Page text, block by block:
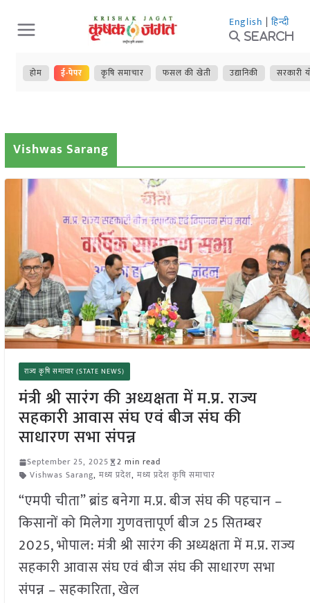
Skip
to
content
English | हिन्दी
Search
होम ई-पेपर कृषि समाचार फसल की खेती उद्यानिकी सरकारी
Vishwas Sarang
राज्य कृषि समाचार (STATE NEWS)
मंत्री श्री सारंग की अध्यक्षता में म.प्र. राज्य
सहकारी आवास संघ एवं बीज संघ की
साधारण सभा संपन्न
September 25, 2025
2 min read
Vishwas Sarang, मध्य प्रदेश, मध्य प्रदेश कृषि समाचार
“एमपी चीता” ब्रांड बनेगा म.प्र. बीज संघ की पहचान –
किसानों को मिलेगा गुणवत्तापूर्ण बीज 25 सितम्बर
2025, भोपाल: मंत्री श्री सारंग की अध्यक्षता में म.प्र. राज्य
सहकारी आवास संघ एवं बीज संघ की साधारण सभा
संपन्न – सहकारिता, खेल